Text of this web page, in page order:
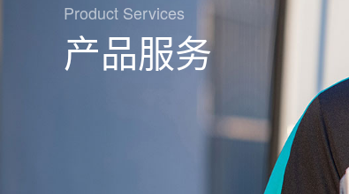
Product Services
产品服务